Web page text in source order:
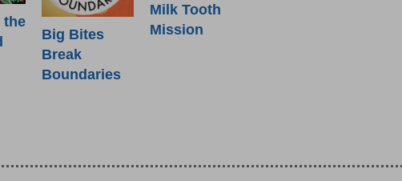
the
Big Bites
Break
Boundaries
Milk Tooth
Mission